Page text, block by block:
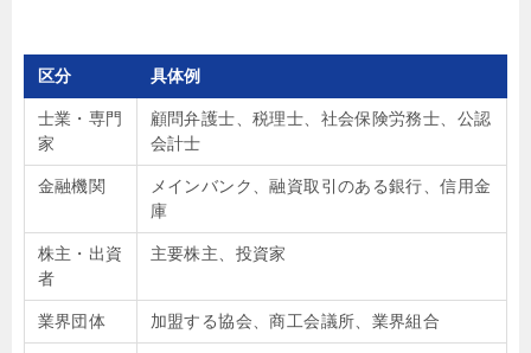
区分 具体例
士業・専門
家
顧問弁護士、税理士、社会保険労務士、公認
会計士
金融機関
メインバンク、融資取引のある銀行、信用金
庫
株主・出資
者
主要株主、投資家
業界団体 加盟する協会、商工会議所、業界組合